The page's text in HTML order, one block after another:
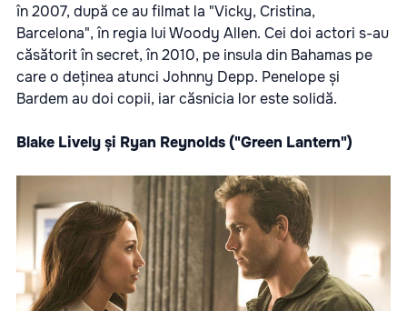
în 2007, după ce au filmat la "Vicky, Cristina,
Barcelona", în regia lui Woody Allen. Cei doi actori s-au
căsătorit în secret, în 2010, pe insula din Bahamas pe
care o deținea atunci Johnny Depp. Penelope și
Bardem au doi copii, iar căsnicia lor este solidă.
Blake Lively și Ryan Reynolds ("Green Lantern")